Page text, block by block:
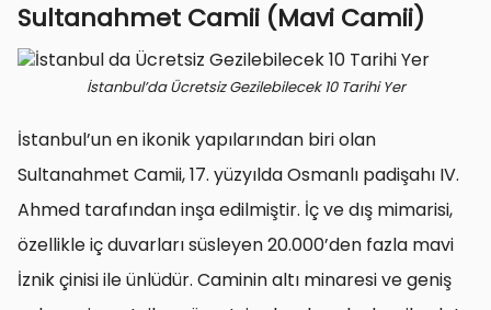
Sultanahmet Camii (Mavi Camii)
İstanbul’da Ücretsiz Gezilebilecek 10 Tarihi Yer
İstanbul’un en ikonik yapılarından biri olan
Sultanahmet Camii, 17. yüzyılda Osmanlı padişahı IV.
Ahmed tarafından inşa edilmiştir. İç ve dış mimarisi,
özellikle iç duvarları süsleyen 20.000’den fazla mavi
İznik çinisi ile ünlüdür. Caminin altı minaresi ve geniş